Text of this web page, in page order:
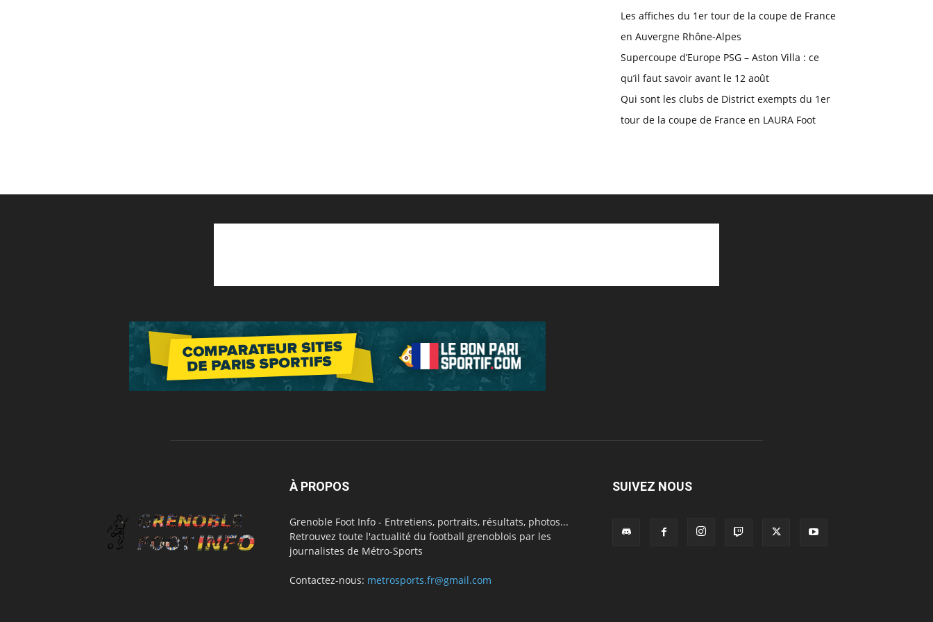
Les affiches du 1er tour de la coupe de France
en Auvergne Rhône-Alpes
Supercoupe d’Europe PSG – Aston Villa : ce
qu’il faut savoir avant le 12 août
Qui sont les clubs de District exempts du 1er
tour de la coupe de France en LAURA Foot
À PROPOS
Grenoble Foot Info - Entretiens, portraits, résultats, photos...
Retrouvez toute l'actualité du football grenoblois par les
journalistes de Métro-Sports
Contactez-nous: metrosports.fr@gmail.com
SUIVEZ NOUS